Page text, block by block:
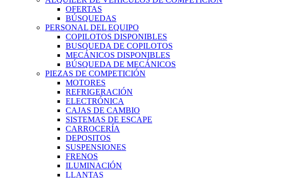
OFERTAS
BÚSQUEDAS
PERSONAL DEL EQUIPO
COPILOTOS DISPONIBLES
BUSQUEDA DE COPILOTOS
MECÁNICOS DISPONIBLES
BÚSQUEDA DE MECÁNICOS
PIEZAS DE COMPETICIÓN
MOTORES
REFRIGERACIÓN
ELECTRÓNICA
CAJAS DE CAMBIO
SISTEMAS DE ESCAPE
CARROCERÍA
DEPOSITOS
SUSPENSIONES
FRENOS
ILUMINACIÓN
LLANTAS